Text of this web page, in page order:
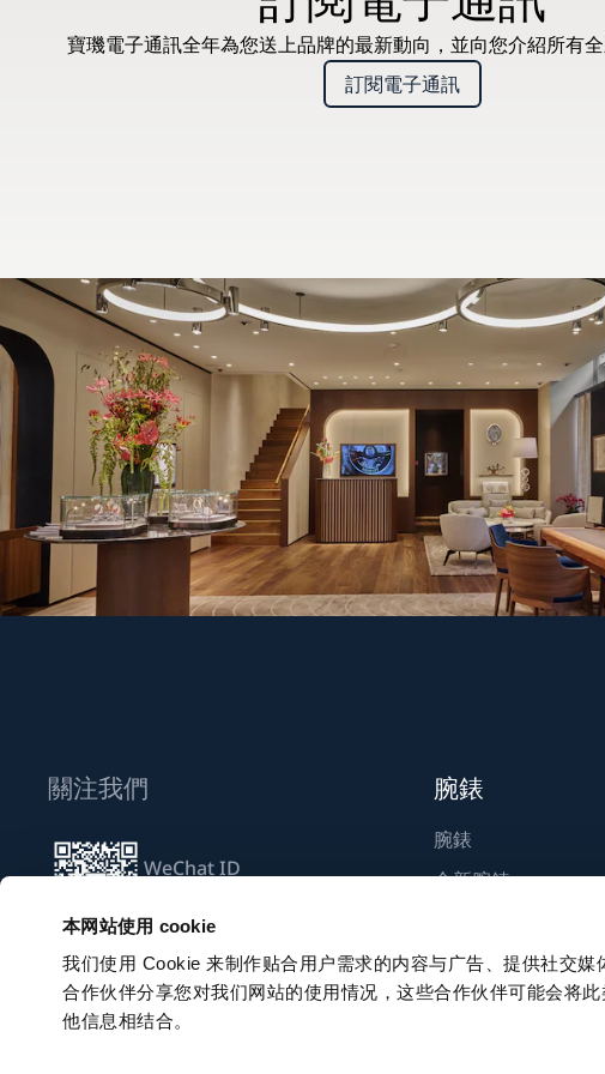
本网站使用 cookie
我们使用 Cookie 来制作贴合用户需求的内容与广告、提供社交
合作伙伴分享您对我们网站的使用情况，这些合作伙伴可能会将
他信息相结合。
寶璣電子通訊全年為您送上品牌的最新動向，並向您介紹所有全
訂閱電子通訊
關注我們
WeChat ID
訂閱電子通訊
腕錶
腕錶
全新腕錶